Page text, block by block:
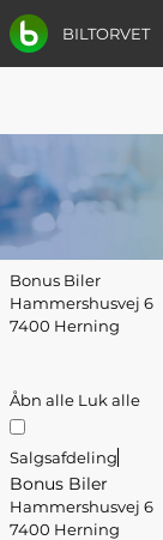
BILTORVET
Bonus Biler
Hammershusvej 6
7400 Herning
Åbn alle Luk alle
Salgsafdeling
Bonus Biler
Hammershusvej 6
7400 Herning